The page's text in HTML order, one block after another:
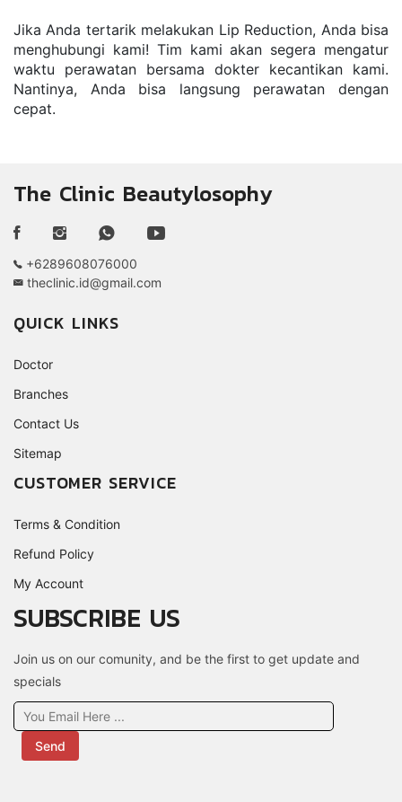
Jika Anda tertarik melakukan Lip Reduction, Anda bisa
menghubungi kami! Tim kami akan segera mengatur
waktu perawatan bersama dokter kecantikan kami.
Nantinya, Anda bisa langsung perawatan dengan
cepat.
The Clinic Beautylosophy
+6289608076000
theclinic.id@gmail.com
QUICK LINKS
Doctor
Branches
Contact Us
Sitemap
CUSTOMER SERVICE
Terms & Condition
Refund Policy
My Account
SUBSCRIBE US
Join us on our comunity, and be the first to get update and
specials
Send